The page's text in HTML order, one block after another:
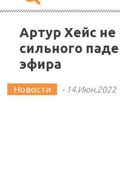
Артур Хейс
сильного
эфира
Новости - 14.Июн.2022